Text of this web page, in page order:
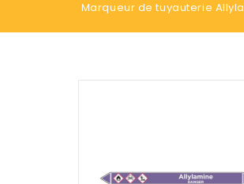
Marqueur de tuyauterie